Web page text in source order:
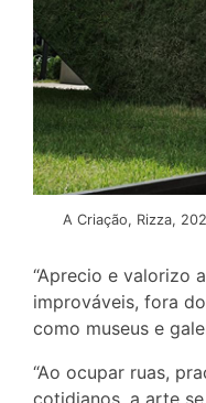
A Criação, Rizza,
“Aprecio e valorizo
improváveis, fora
como museus e
“Ao ocupar ruas,
cotidianos, a arte